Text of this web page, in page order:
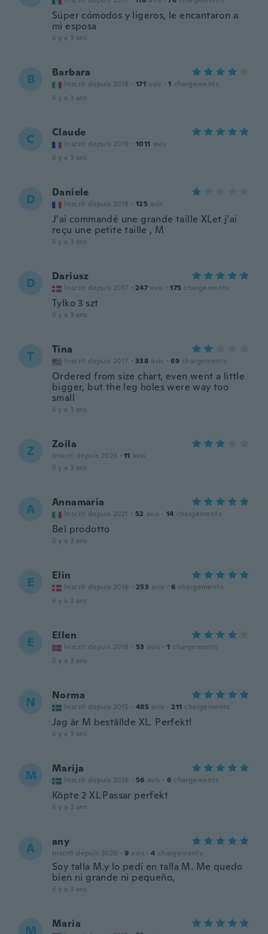
Súper cómodos y ligeros, le encantaron a
mi esposa
il y a 3 ans
B Barbara
Inscrit depuis 2018 · 171 avis · 1 chargements
il y a 3 ans
C Claude
Inscrit depuis 2019 · 1011 avis
il y a 3 ans
D Daniele
Inscrit depuis 2018 · 125 avis
J’ai commandé une grande taille XLet j’ai
reçu une petite taille , M
il y a 3 ans
D Dariusz
Inscrit depuis 2017 · 247 avis · 175 chargements
Tylko 3 szt
il y a 3 ans
T Tina
Inscrit depuis 2017 · 338 avis · 69 chargements
Ordered from size chart, even went a little
bigger, but the leg holes were way too
small
il y a 3 ans
Z Zoila
Inscrit depuis 2023 · 11 avis
il y a 3 ans
A Annamaria
Inscrit depuis 2021 · 52 avis · 14 chargements
Bel prodotto
il y a 3 ans
E Elin
Inscrit depuis 2016 · 253 avis · 6 chargements
il y a 3 ans
E Ellen
Inscrit depuis 2018 · 53 avis · 1 chargements
il y a 3 ans
N Norma
Inscrit depuis 2015 · 485 avis · 211 chargements
Jag är M beställde XL. Perfekt!
il y a 3 ans
M Marija
Inscrit depuis 2016 · 56 avis · 6 chargements
Köpte 2 XL Passar perfekt
il y a 3 ans
A any
Inscrit depuis 2020 · 9 avis · 4 chargements
Soy talla M.y lo pedí en talla M. Me quedo
bien ni grande ni pequeño,
il y a 3 ans
M Maria